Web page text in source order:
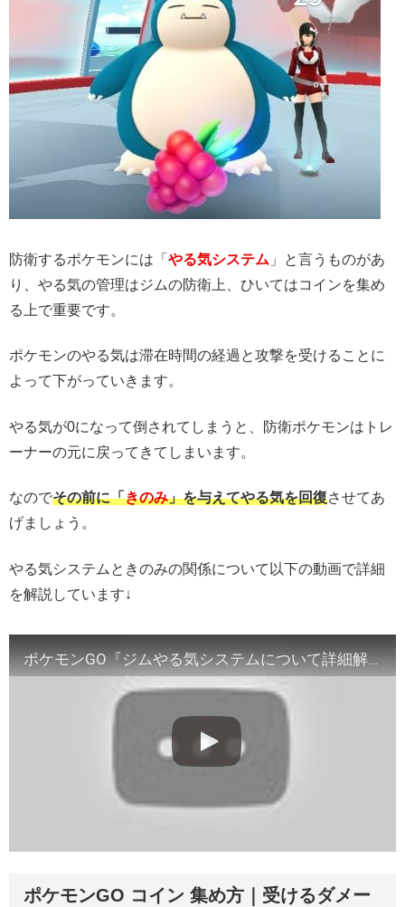
防衛するポケモンには「 やる気システム 」と言うものがあ
り、やる気の管理はジムの防衛上、ひいてはコインを集め
る上で重要です。
ポケモンのやる気は滞在時間の経過と攻撃を受けることに
よって下がっていきます。
やる気が0になって倒されてしまうと、防衛ポケモンはトレ
ーナーの元に戻ってきてしまいます。
なのでその前に「きのみ」を与えてやる気を回復させてあ
げましょう。
やる気システムときのみの関係について以下の動画で詳細
を解説しています↓
ポケモンGO『ジムやる気システムについて詳細解説☆』
ポケモンGO コイン 集め方｜受けるダメー